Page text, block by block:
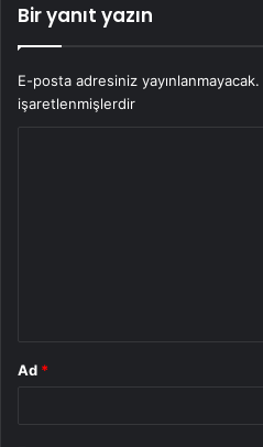
Bir yanıt yazın
E-posta adresiniz yayınlanmayacak.
işaretlenmişlerdir
Ad *